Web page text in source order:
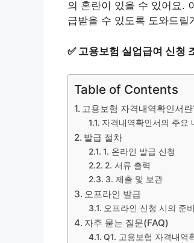
의 혼란이 있을 수 있어요.
급받을 수 있도록 도와드릴
✅ 고용보험 실업급여 신청
Table of Contents
고용보험 자격내역확인서
자격내역확인서의 주요
발급 절차
1. 온라인 발급 신청
2. 서류 출력
3. 제출 및 보관
오프라인 발급
오프라인 신청 시의 준
자주 묻는 질문(FAQ)
Q1. 고용보험 자격내역